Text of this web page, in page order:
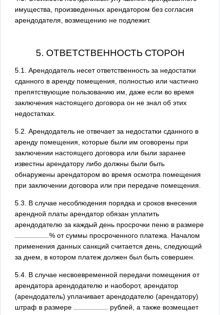
имущества, произведенных арендатором без согласия
арендодателя, возмещению не подлежит.
5. ОТВЕТСТВЕННОСТЬ СТОРОН
5.1. Арендодатель несет ответственность за недостатки
сданного в аренду помещения, полностью или частично
препятствующие пользованию им, даже если во время
заключения настоящего договора он не знал об этих
недостатках.
5.2. Арендодатель не отвечает за недостатки сданного в
аренду помещения, которые были им оговорены при
заключении настоящего договора или были заранее
известны арендатору либо должны были быть
обнаружены арендатором во время осмотра помещения
при заключении договора или при передаче помещения.
5.3. В случае несоблюдения порядка и сроков внесения
арендной платы арендатор обязан уплатить
арендодателю за каждый день просрочки пеню в размере
% от суммы просроченного платежа. Началом
применения данных санкций считается день, следующий
за днем, в котором платеж должен был быть совершен.
5.4. В случае несвоевременной передачи помещения от
арендатора арендодателю и наоборот, арендатор
(арендодатель) уплачивает арендодателю (арендатору)
штраф в размере
рублей, а также возмещает